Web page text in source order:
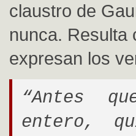
claustro de
nunca. Resulta
expresan los
“Antes
entero,